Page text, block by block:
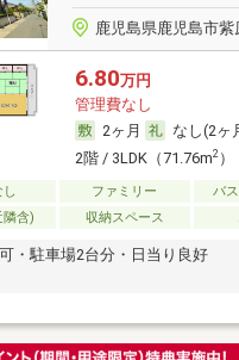
鹿児島県鹿児島市紫
6.80万円
管理費なし
2ヶ月
なし(2ヶ
2階 / 3LDK（71.76m2）
ファミリー
バ
隣含)
収納スペース
・駐車場2台分・日当り良好